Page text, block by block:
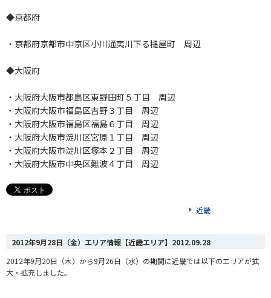
◆京都府
・京都府京都市中京区小川通夷川下る槌屋町 周辺
◆大阪府
・大阪府大阪市都島区東野田町５丁目 周辺
・大阪府大阪市福島区吉野３丁目 周辺
・大阪府大阪市福島区福島６丁目 周辺
・大阪府大阪市淀川区宮原１丁目 周辺
・大阪府大阪市淀川区塚本２丁目 周辺
・大阪府大阪市中央区難波４丁目 周辺
近畿
2012年9月28日（金）エリア情報【近畿エリア】 2012.09.28
2012年9月20日（木）から9月26日（水）の期間に近畿では以下のエリアが拡
大・拡充しました。